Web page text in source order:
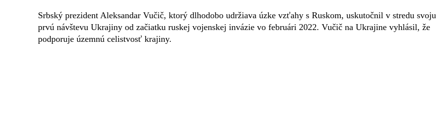
Srbský prezident Aleksandar Vučič, ktorý dlhodobo udržiava úzke vzťahy s Ruskom, uskutočnil v stredu svoju
prvú návštevu Ukrajiny od začiatku ruskej vojenskej invázie vo februári 2022. Vučič na Ukrajine vyhlásil, že
podporuje územnú celistvosť krajiny.